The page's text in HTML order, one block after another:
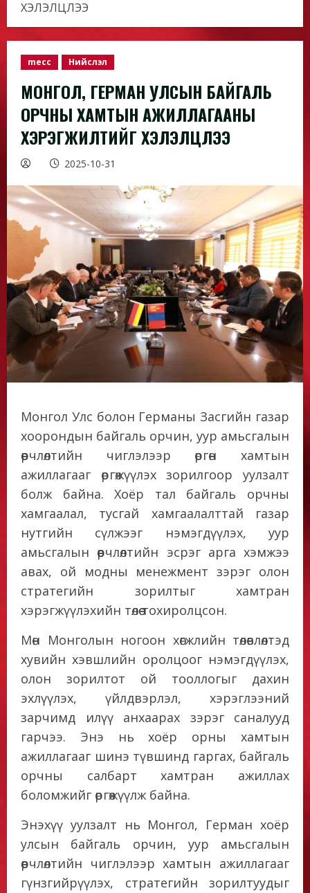
ХЭЛЭЛЦЛЭЭ
mecc Нийслэл
МОНГОЛ, ГЕРМАН УЛСЫН БАЙГАЛЬ
ОРЧНЫ ХАМТЫН АЖИЛЛАГААНЫ
ХЭРЭГЖИЛТИЙГ ХЭЛЭЛЦЛЭЭ
2025-10-31
Монгол Улс болон Германы Засгийн газар
хоорондын байгаль орчин, уур амьсгалын
өөрчлөлтийн чиглэлээр өргөн хамтын
ажиллагааг өргөжүүлэх зорилгоор уулзалт
болж байна. Хоёр тал байгаль орчны
хамгаалал, тусгай хамгаалалттай газар
нутгийн сүлжээг нэмэгдүүлэх, уур
амьсгалын өөрчлөлтийн эсрэг арга хэмжээ
авах, ой модны менежмент зэрэг олон
стратегийн зорилтыг хамтран
хэрэгжүүлэхийн төлөө тохиролцсон.
Мөн Монголын ногоон хөгжлийн төлөвлөлтэд
хувийн хэвшлийн оролцоог нэмэгдүүлэх,
олон зорилтот ой тооллогыг дахин
эхлүүлэх, үйлдвэрлэл, хэрэглээний
зарчимд илүү анхаарах зэрэг саналууд
гарчээ. Энэ нь хоёр орны хамтын
ажиллагааг шинэ түвшинд гаргах, байгаль
орчны салбарт хамтран ажиллах
боломжийг өргөжүүлж байна.
Энэхүү уулзалт нь Монгол, Герман хоёр
улсын байгаль орчин, уур амьсгалын
өөрчлөлтийн чиглэлээр хамтын ажиллагааг
гүнзгийрүүлэх, стратегийн зорилтуудыг